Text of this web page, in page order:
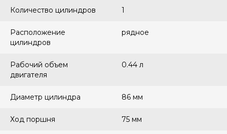
Количество цилиндров 1
Расположение
цилиндров
рядное
Рабочий объем
двигателя
0.44 л
Диаметр цилиндра 86 мм
Ход поршня 75 мм